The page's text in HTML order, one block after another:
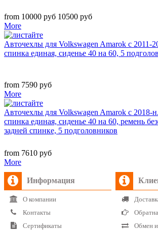
from 10000 руб 10500 руб
More
Авточехлы для Volkswagen Amarok с 2011-
спинка единая, сиденье 40 на 60, 5
from 7590 руб
More
Авточехлы для Volkswagen Amarok с 2018-
спинка единая, сиденье 40 на 60, ремень
задней спинке, 5 подголовников
from 7610 руб
More
Информация
О компании
Контакты
Сертификаты
Обмен и